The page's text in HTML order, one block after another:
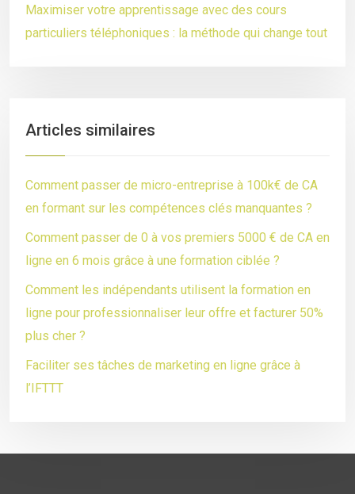
Maximiser votre apprentissage avec des cours
particuliers téléphoniques : la méthode qui change tout
Articles similaires
Comment passer de micro-entreprise à 100k€ de CA
en formant sur les compétences clés manquantes ?
Comment passer de 0 à vos premiers 5000 € de CA en
ligne en 6 mois grâce à une formation ciblée ?
Comment les indépendants utilisent la formation en
ligne pour professionnaliser leur offre et facturer 50%
plus cher ?
Faciliter ses tâches de marketing en ligne grâce à
l’IFTTT